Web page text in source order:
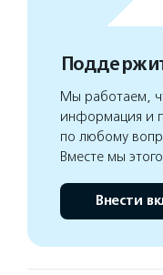
Мы работаем,
информация и
по любому
Вместе мы
Внести